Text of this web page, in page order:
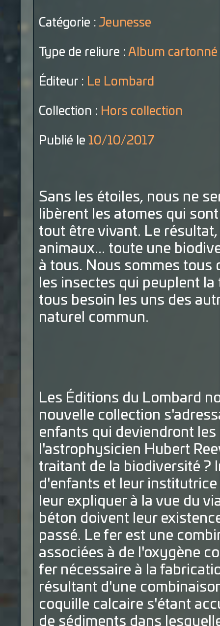
Catégorie : Jeunesse
Type de reliure : Album cartonné
Éditeur : Le Lombard
Collection : Hors collection
Publié le 10/10/2017
Sans les étoiles, nous ne
libèrent les atomes qui
tout être vivant. Le
animaux... toute une
à tous. Nous sommes tous
les insectes qui peuplent
tous besoin les uns des
naturel commun.
Les Éditions du Lombard
nouvelle collection
enfants qui deviendront
l'astrophysicien Hubert
traitant de la biodiversité ?
d'enfants et leur
leur expliquer à la vue du
béton doivent leur
passé. Le fer est une
associées à de l'oxygène
fer nécessaire à la
résultant d'une
coquille calcaire s'étant
de sédiments dans